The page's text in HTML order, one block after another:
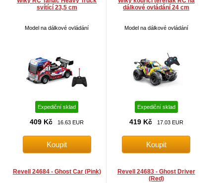
svítící 23,5 cm
Model na dálkové ovládání
Expediční sklad
409 Kč 16.63 EUR
dálkové ovládání 24 cm
Model na dálkové ovládání
Expediční sklad
419 Kč 17.03 EUR
Revell 24684 - Ghost Car (Pink)
Revell 24683 - Ghost Driver
(Red)